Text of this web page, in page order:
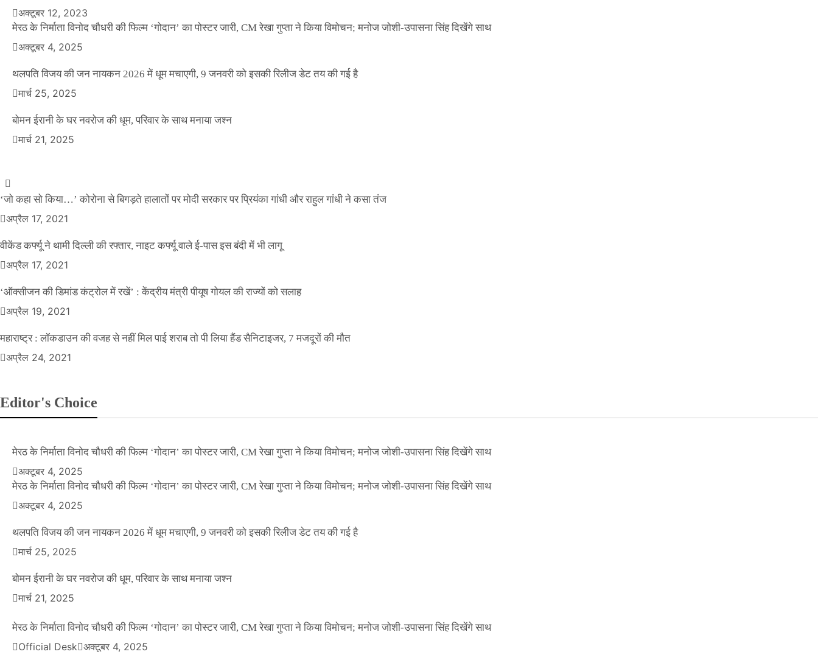
अक्टूबर 12, 2023
मेरठ के निर्माता विनोद चौधरी की फिल्म ‘गोदान’ का पोस्टर जारी, CM रेखा गुप्ता ने किया विमोचन; मनोज जोशी-उपासना सिंह दिखेंगे साथ
अक्टूबर 4, 2025
थलपति विजय की जन नायकन 2026 में धूम मचाएगी, 9 जनवरी को इसकी रिलीज डेट तय की गई है
मार्च 25, 2025
बोमन ईरानी के घर नवरोज की धूम, परिवार के साथ मनाया जश्न
मार्च 21, 2025
वीकेंड कर्फ्यू ने थामी दिल्ली की रफ्तार, नाइट कर्फ्यू वाले ई-पास इस बंदी में भी लागू
Official Desk
‘जो कहा सो किया…’ कोरोना से बिगड़ते हालातों पर मोदी सरकार पर प्रियंका गांधी और राहुल गांधी ने कसा तंज
अप्रैल 17, 2021
वीकेंड कर्फ्यू ने थामी दिल्ली की रफ्तार, नाइट कर्फ्यू वाले ई-पास इस बंदी में भी लागू
अप्रैल 17, 2021
‘ऑक्सीजन की डिमांड कंट्रोल में रखें’ : केंद्रीय मंत्री पीयूष गोयल की राज्यों को सलाह
अप्रैल 19, 2021
महाराष्ट्र : लॉकडाउन की वजह से नहीं मिल पाई शराब तो पी लिया हैंड सैनिटाइजर, 7 मजदूरों की मौत
अप्रैल 24, 2021
Editor's Choice
मेरठ के निर्माता विनोद चौधरी की फिल्म ‘गोदान’ का पोस्टर जारी, CM रेखा गुप्ता ने किया विमोचन; मनोज जोशी-उपासना सिंह दिखेंगे साथ
अक्टूबर 4, 2025
मेरठ के निर्माता विनोद चौधरी की फिल्म ‘गोदान’ का पोस्टर जारी, CM रेखा गुप्ता ने किया विमोचन; मनोज जोशी-उपासना सिंह दिखेंगे साथ
अक्टूबर 4, 2025
थलपति विजय की जन नायकन 2026 में धूम मचाएगी, 9 जनवरी को इसकी रिलीज डेट तय की गई है
मार्च 25, 2025
बोमन ईरानी के घर नवरोज की धूम, परिवार के साथ मनाया जश्न
मार्च 21, 2025
NEWS
बॉलीवुड के बाद अब डिफेंस टाइकून साहिल लूथरा को मिली जान से मारने की
धमकियाँ : सेलिब्रिटी टारगेटिंग जैसा हूबहू पैटर्न का खुलासा
Official Desk
ENTERTAINMENT
मेरठ के निर्माता विनोद चौधरी की फिल्म ‘गोदान’ का पोस्टर जारी, CM रेखा गुप्ता ने किया विमोचन; मनोज जोशी-उपासना सिंह दिखेंगे साथ
Official Desk अक्टूबर 4, 2025